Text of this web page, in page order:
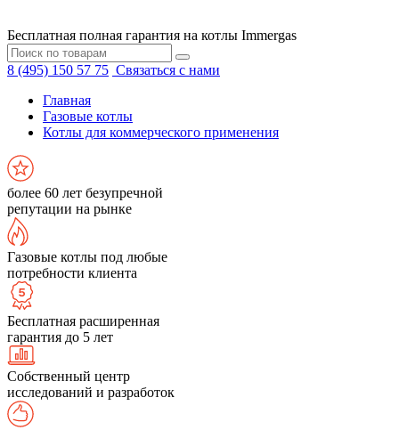
Бесплатная полная гарантия на котлы Immergas
8 (495) 150 57 75 Связаться с нами
Главная
Газовые котлы
Котлы для коммерческого применения
более 60 лет безупречной
репутации на рынке
Газовые котлы под любые
потребности клиента
Бесплатная расширенная
гарантия до 5 лет
Собственный центр
исследований и разработок